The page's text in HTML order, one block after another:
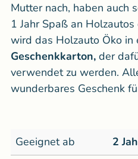
Mutter nach, haben auch
1 Jahr Spaß an
wird das Holzauto Öko in
Geschenkkarton, der
verwendet zu werden.
wunderbares Geschenk
Geeignet ab
2